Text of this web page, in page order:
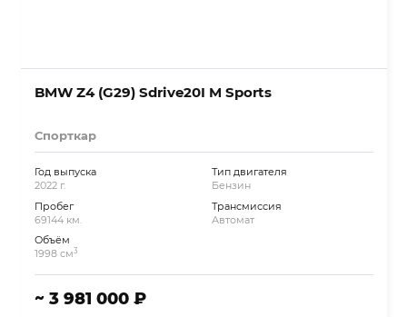
BMW Z4 (G29) Sdrive20I M Sports
Спорткар
Год выпуска
2022 г.
Пробег
69144 км.
Объём
1998 см3
Тип двигателя
Бензин
Трансмиссия
Автомат
~ 3 981 000 ₽